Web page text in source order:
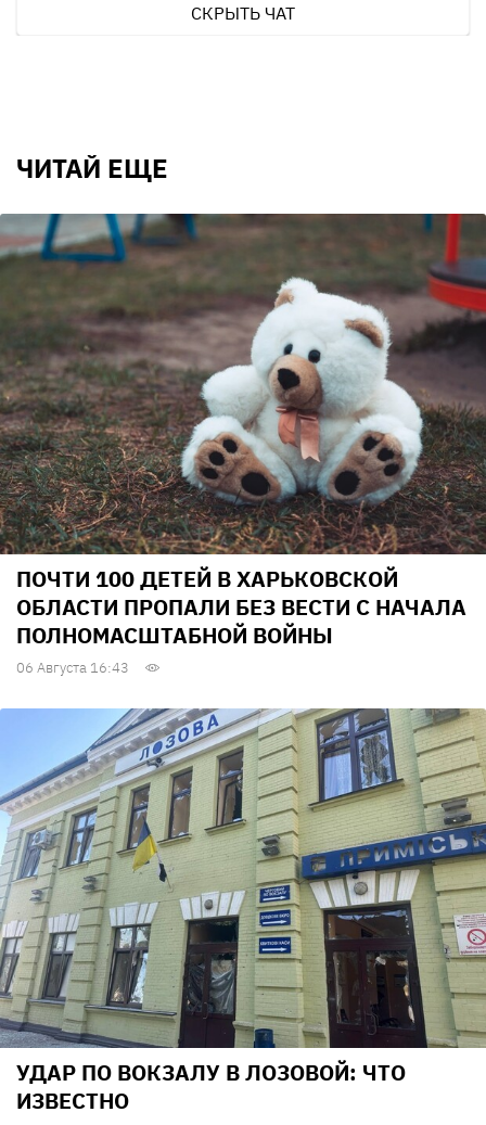
СКРЫТЬ ЧАТ
ЧИТАЙ ЕЩЕ
ПОЧТИ 100 ДЕТЕЙ В ХАРЬКОВСКОЙ
ОБЛАСТИ ПРОПАЛИ БЕЗ ВЕСТИ С НАЧАЛА
ПОЛНОМАСШТАБНОЙ ВОЙНЫ
06 Августа 16:43
УДАР ПО ВОКЗАЛУ В ЛОЗОВОЙ: ЧТО
ИЗВЕСТНО